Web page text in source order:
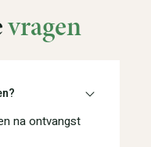
vragen
na ontvangst